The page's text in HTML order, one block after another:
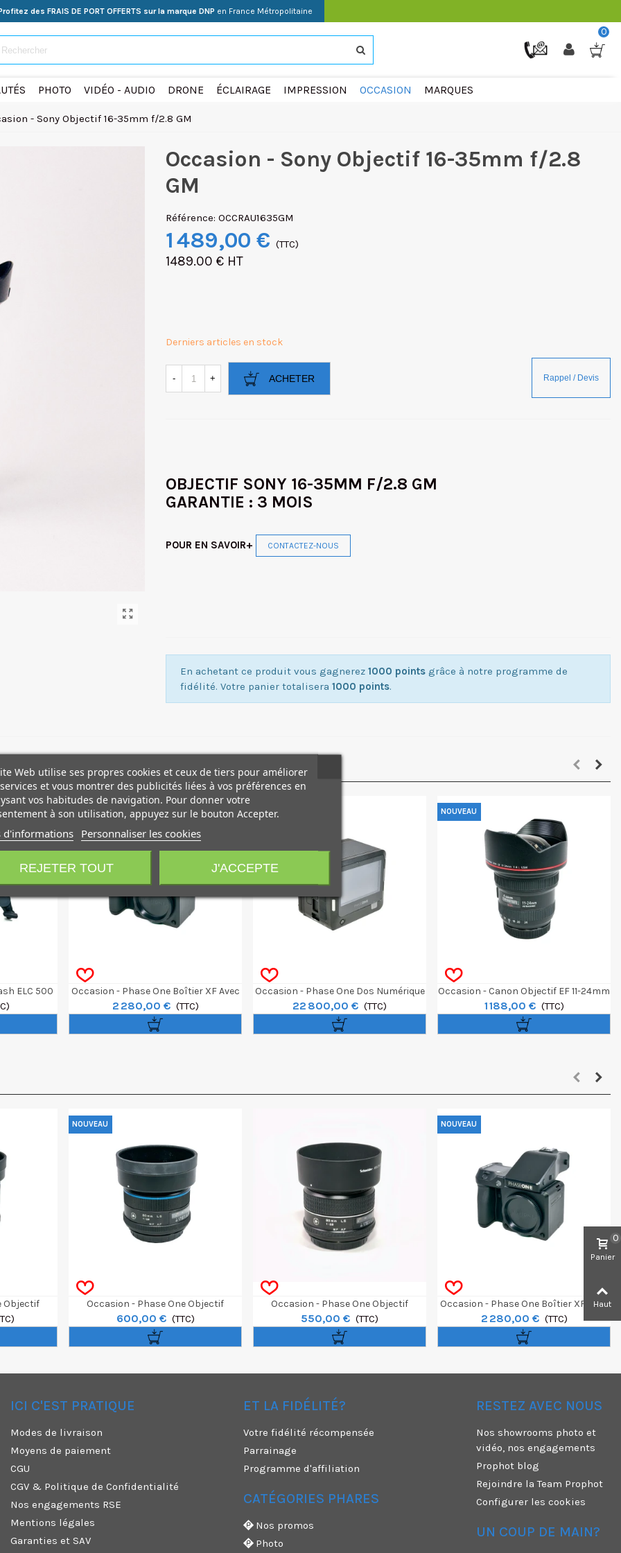
des FRAIS DE PORT OFFERTS sur la marque DNP en France Métropolitaine
0
PHOTO VIDÉO - AUDIO DRONE ÉCLAIRAGE IMPRESSION OCCASION MARQUES
- Sony Objectif 16-35mm f/2.8 GM
Occasion - Sony Objectif 16-35mm f/2.8
GM
Référence: OCCRAU1635GM
1 489,00 € (TTC)
1489.00 € HT
Derniers articles en stock
- + ACHETER
OBJECTIF SONY 16-35MM F/2.8 GM
GARANTIE : 3 MOIS
POUR EN SAVOIR+ CONTACTEZ-NOUS
En achetant ce produit vous gagnerez 1000 points grâce à notre programme de
fidélité. Votre panier totalisera 1000 points.
ELC 500
NOUVEAU
Occasion - Phase One Boîtier XF Avec
Viseur Prisme
2 280,00 € (TTC)
NOUVEAU
Occasion - Phase One Dos Numérique
IQ4 150MP
22 800,00 € (TTC)
NOUVEAU
Occasion - Canon Objectif EF 11-24mm
F/4L USM
1 188,00 € (TTC)
Objectif
Blue Ring
NOUVEAU
Occasion - Phase One Objectif
Schneider 80mm F/2.8 Blue Ring
600,00 € (TTC)
Occasion - Phase One Objectif
Schneider 80mm F/2.8 LS Silver Ring
550,00 € (TTC)
NOUVEAU
Occasion - Phase One Boîtier XF Avec
Viseur Prisme
2 280,00 € (TTC)
ICI C'EST PRATIQUE
Modes de livraison
Moyens de paiement
CGU
CGV & Politique de Confidentialité
Nos engagements RSE
Mentions légales
Garanties et SAV
ET LA FIDÉLITÉ?
Votre fidélité récompensée
Parrainage
Programme d'affiliation
CATÉGORIES PHARES
Nos promos
Photo
RESTEZ AVEC NOUS
Nos showrooms photo et
vidéo, nos engagements
Prophot blog
Rejoindre la Team Prophot
Configurer les cookies
UN COUP DE MAIN?
Web utilise ses propres cookies et ceux de tiers pour améliorer
et vous montrer des publicités liées à vos préférences en
vos habitudes de navigation. Pour donner votre
à son utilisation, appuyez sur le bouton Accepter.
d'informations Personnaliser les cookies
REJETER TOUT J'ACCEPTE
Panier
0
Haut